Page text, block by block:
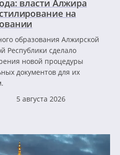
власти Алжира
на
образования Алжирской
Республики сделало
новой процедуры
документов для их
5 августа 2026